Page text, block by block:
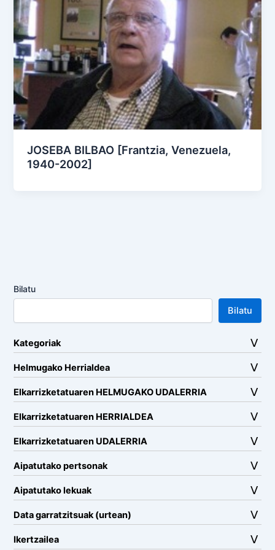
JOSEBA BILBAO [Frantzia, Venezuela,
1940-2002]
Bilatu
Bilatu
Kategoriak
Helmugako Herrialdea
Elkarrizketatuaren HELMUGAKO UDALERRIA
Elkarrizketatuaren HERRIALDEA
Elkarrizketatuaren UDALERRIA
Aipatutako pertsonak
Aipatutako lekuak
Data garratzitsuak (urtean)
Ikertzailea